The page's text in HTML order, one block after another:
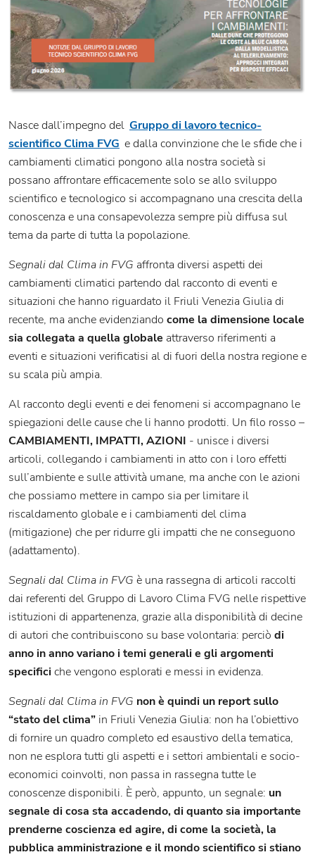
Nasce dall’impegno del Gruppo di lavoro tecnico-
scientifico Clima FVG e dalla convinzione che le sfide che i
cambiamenti climatici pongono alla nostra società si
possano affrontare efficacemente solo se allo sviluppo
scientifico e tecnologico si accompagnano una crescita della
conoscenza e una consapevolezza sempre più diffusa sul
tema da parte di tutta la popolazione.
Segnali dal Clima in FVG affronta diversi aspetti dei
cambiamenti climatici partendo dal racconto di eventi e
situazioni che hanno riguardato il Friuli Venezia Giulia di
recente, ma anche evidenziando come la dimensione locale
sia collegata a quella globale attraverso riferimenti a
eventi e situazioni verificatisi al di fuori della nostra regione e
su scala più ampia.
Al racconto degli eventi e dei fenomeni si accompagnano le
spiegazioni delle cause che li hanno prodotti. Un filo rosso –
CAMBIAMENTI, IMPATTI, AZIONI - unisce i diversi
articoli, collegando i cambiamenti in atto con i loro effetti
sull’ambiente e sulle attività umane, ma anche con le azioni
che possiamo mettere in campo sia per limitare il
riscaldamento globale e i cambiamenti del clima
(mitigazione) che per ridurre gli impatti che ne conseguono
(adattamento).
Segnali dal Clima in FVG è una rassegna di articoli raccolti
dai referenti del Gruppo di Lavoro Clima FVG nelle rispettive
istituzioni di appartenenza, grazie alla disponibilità di decine
di autori che contribuiscono su base volontaria: perciò di
anno in anno variano i temi generali e gli argomenti
specificiche vengono esplorati e messi in evidenza.
Segnali dal Clima in FVG non è quindi un report sullo
“stato del clima” in Friuli Venezia Giulia: non ha l’obiettivo
di fornire un quadro completo ed esaustivo della tematica,
non ne esplora tutti gli aspetti e i settori ambientali e socio-
economici coinvolti, non passa in rassegna tutte le
conoscenze disponibili. È però, appunto, un segnale: un
segnale di cosa sta accadendo, di quanto sia importante
prenderne coscienza ed agire, di come la società, la
pubblica amministrazione e il mondo scientifico si stiano